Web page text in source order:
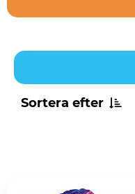
Sortera efter